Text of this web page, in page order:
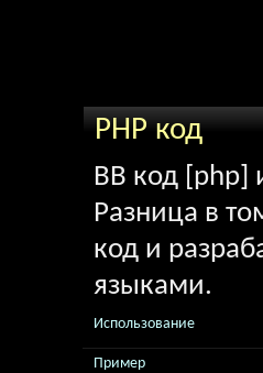
PHP код
BB код [php]
Разница в
код и
языками.
Использование
Пример